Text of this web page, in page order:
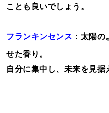
ことも良いでしょう。
フランキンセンス ：太陽
せた香り。
自分に集中し、未来を見据